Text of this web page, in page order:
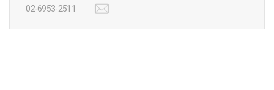
02-6953-2511